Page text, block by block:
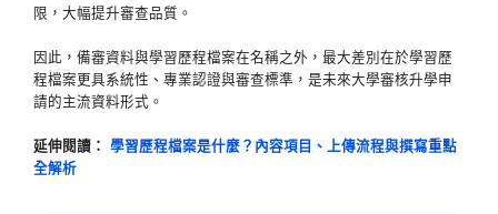
限，大幅提升審查品質。
因此，備審資料與學習歷程檔案在名稱之外，最大差別在於學習歷
程檔案更具系統性、專業認證與審查標準，是未來大學審核升學申
請的主流資料形式。
延伸閱讀： 學習歷程檔案是什麼？內容項目、上傳流程與撰寫重點
全解析